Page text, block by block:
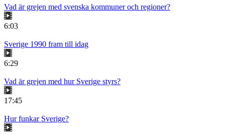
Vad är grejen med svenska kommuner och regioner?
6:03
Sverige 1990 fram till idag
6:29
Vad är grejen med hur Sverige styrs?
17:45
Hur funkar Sverige?